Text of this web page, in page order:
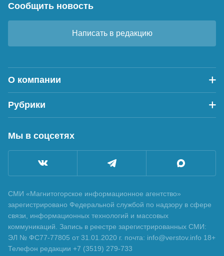
Сообщить новость
Написать в редакцию
О компании
Рубрики
Мы в соцсетях
СМИ «Магнитогорское информационное агентство»
зарегистрировано Федеральной службой по надзору в сфере
связи, информационных технологий и массовых
коммуникаций. Запись в реестре зарегистрированных СМИ:
ЭЛ № ФС77-77805 от 31.01.2020 г. почта: info@verstov.info 18+
Телефон редакции +7 (3519) 279-733